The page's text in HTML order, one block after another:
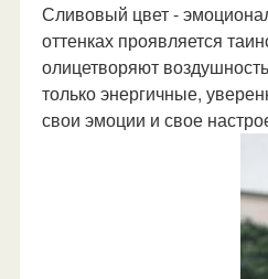
Сливовый цвет -
оттенках проявляется
олицетворяют
только энергичные,
свои эмоции и свое